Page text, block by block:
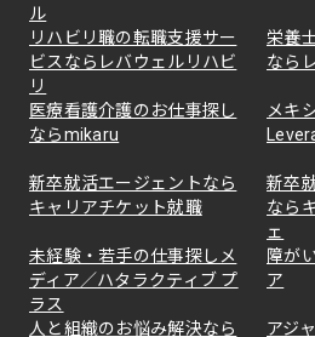
ル
リハビリ職の転職支援サー
ビスならレバウェルリハビ
リ
栄養
なら
医療看護介護のお仕事探し
ならmikaru
メキ
新卒就活エージェントなら
キャリアチケット就職
新卒
なら
ェ
未経験・若手の仕事探しメ
ディア／ハタラクティブ プ
ラス
障が
ア
人と組織のお悩み解決なら
アジ